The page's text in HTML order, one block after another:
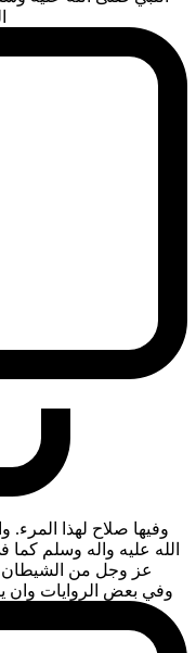
وفيها صلاح لهذا المرء.
الله عليه واله وسلم كما
عز وجل من الشيطان
وفي بعض الروايات وان